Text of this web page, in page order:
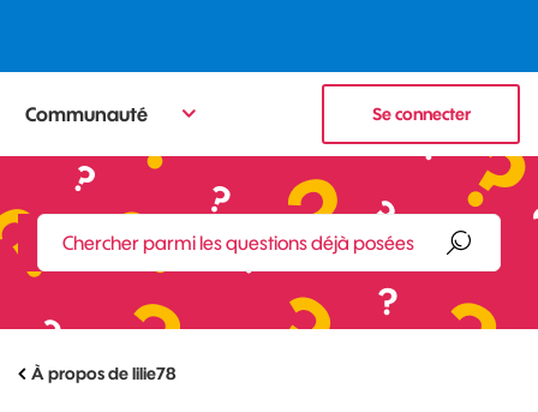
Communauté Se connecter
À propos de lilie78